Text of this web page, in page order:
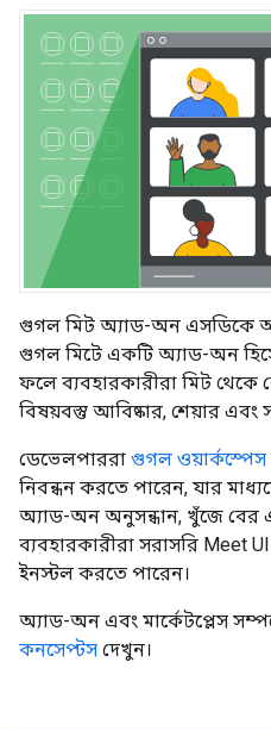
গুগল মিট অ্যাড-অন এসডিকে
গুগল মিটে একটি অ্যাড-অন
ফলে ব্যবহারকারীরা মিট থেকে
বিষয়বস্তু আবিষ্কার, শেয়ার
ডেভেলপাররা গুগল ওয়ার্কস্পেস
নিবন্ধন করতে পারেন, যার
অ্যাড-অন অনুসন্ধান, খুঁজে বের
ব্যবহারকারীরা সরাসরি Meet
ইনস্টল করতে পারেন।
অ্যাড-অন এবং মার্কেটপ্লেস
কনসেপ্টস দেখুন।